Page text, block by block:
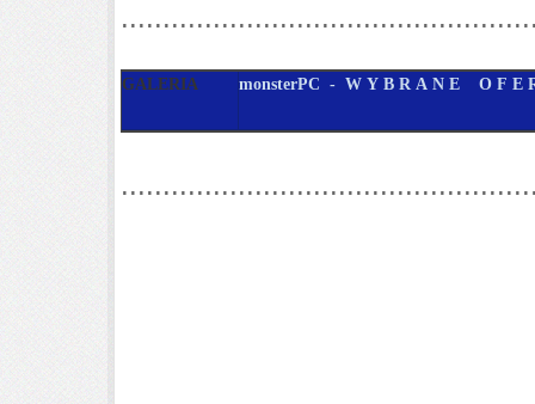
GALERIA monsterPC - W Y B R A N E O F E